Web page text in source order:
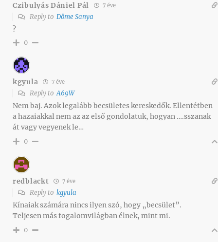
Czibulyás Dániel Pál 7 éve
Reply to Döme Sanya
?
0
kgyula 7 éve
Reply toA69W
Nem baj. Azok legalább becsületes kereskedők. Ellentétben
a hazaiakkal nem az az első gondolatuk, hogyan ….sszanak
át vagy vegyenek le…
0
redblackt 7 éve
Reply to kgyula
Kínaiak számára nincs ilyen szó, hogy „becsület”.
Teljesen más fogalomvilágban élnek, mint mi.
0